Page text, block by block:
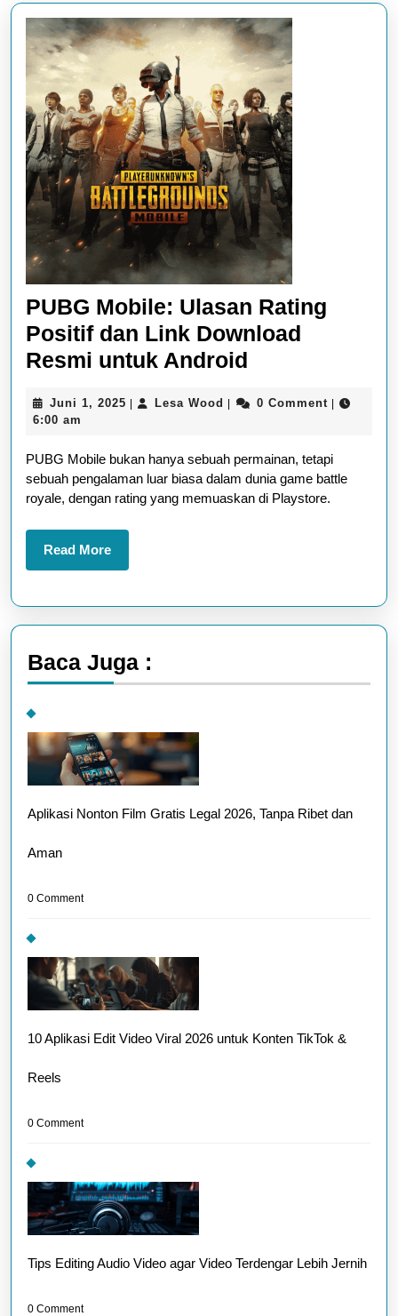
PUBG Mobile: Ulasan Rating
Positif dan Link Download
Resmi untuk Android
Ulasan
Positif
dan
Android
Juni 1, 2025 Juni
Lesa Wood Lesa 0 Comment
6:00 am
PUBG Mobile bukan hanya sebuah permainan, tetapi
sebuah pengalaman luar biasa dalam dunia game battle
royale, dengan rating yang memuaskan di Playstore.
Read MoreRead
More
Baca Juga :
Aplikasi Nonton Film Gratis Legal 2026, Tanpa Ribet dan
Aman
0 Comment
10 Aplikasi Edit Video Viral 2026 untuk Konten TikTok &
Reels
0 Comment
Tips Editing Audio Video agar Video Terdengar Lebih Jernih
0 Comment